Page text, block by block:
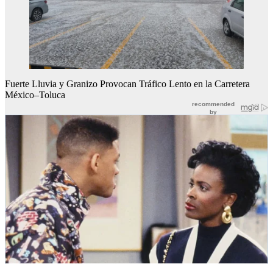
Fuerte Lluvia y Granizo Provocan Tráfico Lento en la Carretera
México–Toluca